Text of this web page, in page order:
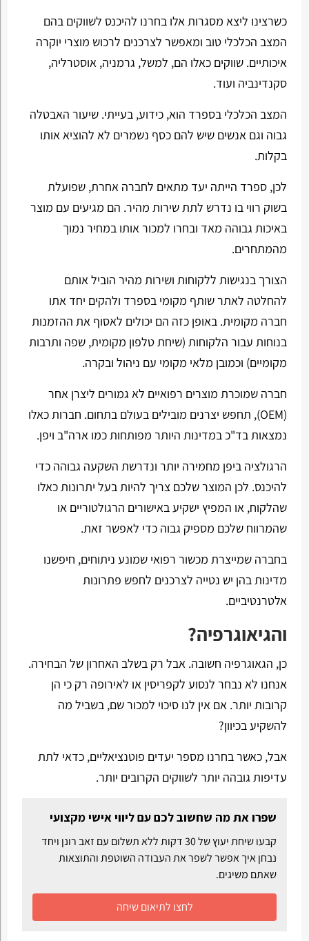
כשרצינו ליצא מסגרות אלו בחרנו להיכנס לשווקים בהם
המצב הכלכלי טוב ומאפשר לצרכנים לרכוש מוצרי יוקרה
איכותיים. שווקים כאלו הם, למשל, גרמניה, אוסטרליה,
סקנדינביה ועוד.
המצב הכלכלי בספרד הוא, כידוע, בעייתי. שיעור האבטלה
גבוה וגם אנשים שיש להם כסף נשמרים לא להוציא אותו
בקלות.
לכן, ספרד הייתה יעד מתאים לחברה אחרת, שפועלת
בשוק רווי בו נדרש לתת שירות מהיר. הם מגיעים עם מוצר
באיכות גבוהה מאד ובחרו למכור אותו במחיר נמוך
מהמתחרים.
הצורך בנגישות ללקוחות ושירות מהיר הוביל אותם
להחלטה לאתר שותף מקומי בספרד ולהקים יחד אתו
חברה מקומית. באופן כזה הם יכולים לאסוף את ההזמנות
בנוחות עבור הלקוחות (שיחת טלפון מקומית, שפה ותרבות
מקומיים) וכמובן מלאי מקומי עם ניהול ובקרה.
חברה שמוכרת מוצרים רפואיים לא גמורים ליצרן אחר
(OEM), תחפש יצרנים מובילים בעולם בתחום. חברות כאלו
נמצאות בד"כ במדינות היותר מפותחות כמו ארה"ב ויפן.
הרגולציה ביפן מחמירה יותר ונדרשת השקעה גבוהה כדי
להיכנס. לכן המוצר שלכם צריך להיות בעל יתרונות כאלו
שהלקוח, או המפיץ ישקיע באישורים הרגולטוריים או
שהמרווח שלכם מספיק גבוה כדי לאפשר זאת.
בחברה שמייצרת מכשור רפואי שמונע ניתוחים, חיפשנו
מדינות בהן יש נטייה לצרכנים לחפש פתרונות
אלטרנטיביים.
והגיאוגרפיה?
כן, הגאוגרפיה חשובה. אבל רק בשלב האחרון של הבחירה.
אנחנו לא נבחר לנסוע לקפריסין או לאירופה רק כי הן
קרובות יותר. אם אין לנו סיכוי למכור שם, בשביל מה
להשקיע בכיוון?
אבל, כאשר בחרנו מספר יעדים פוטנציאליים, כדאי לתת
עדיפות גובהה יותר לשווקים הקרובים יותר.
שפרו את מה שחשוב לכם עם ליווי אישי מקצועי
קבעו שיחת יעוץ של 30 דקות ללא תשלום עם זאב רונן ויחד
נבחן איך אפשר לשפר את העבודה השוטפת והתוצאות
שאתם משיגים.
לחצו לתיאום שיחה